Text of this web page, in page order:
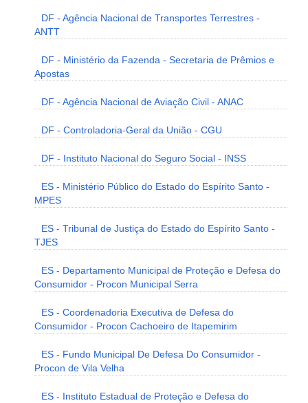
DF - Agência Nacional de Transportes Terrestres -
ANTT
DF - Ministério da Fazenda - Secretaria de Prêmios e
Apostas
DF - Agência Nacional de Aviação Civil - ANAC
DF - Controladoria-Geral da União - CGU
DF - Instituto Nacional do Seguro Social - INSS
ES - Ministério Público do Estado do Espírito Santo -
MPES
ES - Tribunal de Justiça do Estado do Espírito Santo -
TJES
ES - Departamento Municipal de Proteção e Defesa do
Consumidor - Procon Municipal Serra
ES - Coordenadoria Executiva de Defesa do
Consumidor - Procon Cachoeiro de Itapemirim
ES - Fundo Municipal De Defesa Do Consumidor -
Procon de Vila Velha
ES - Instituto Estadual de Proteção e Defesa do